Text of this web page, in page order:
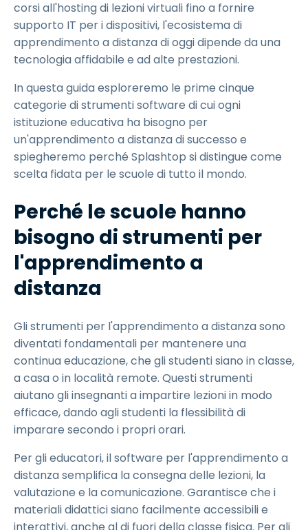
corsi all'hosting di lezioni virtuali fino a fornire
supporto IT per i dispositivi, l'ecosistema di
apprendimento a distanza di oggi dipende da una
tecnologia affidabile e ad alte prestazioni.
In questa guida esploreremo le prime cinque
categorie di strumenti software di cui ogni
istituzione educativa ha bisogno per
un'apprendimento a distanza di successo e
spiegheremo perché Splashtop si distingue come
scelta fidata per le scuole di tutto il mondo.
Perché le scuole hanno
bisogno di strumenti per
l'apprendimento a
distanza
Gli strumenti per l'apprendimento a distanza sono
diventati fondamentali per mantenere una
continua educazione, che gli studenti siano in classe,
a casa o in località remote. Questi strumenti
aiutano gli insegnanti a impartire lezioni in modo
efficace, dando agli studenti la flessibilità di
imparare secondo i propri orari.
Per gli educatori, il software per l'apprendimento a
distanza semplifica la consegna delle lezioni, la
valutazione e la comunicazione. Garantisce che i
materiali didattici siano facilmente accessibili e